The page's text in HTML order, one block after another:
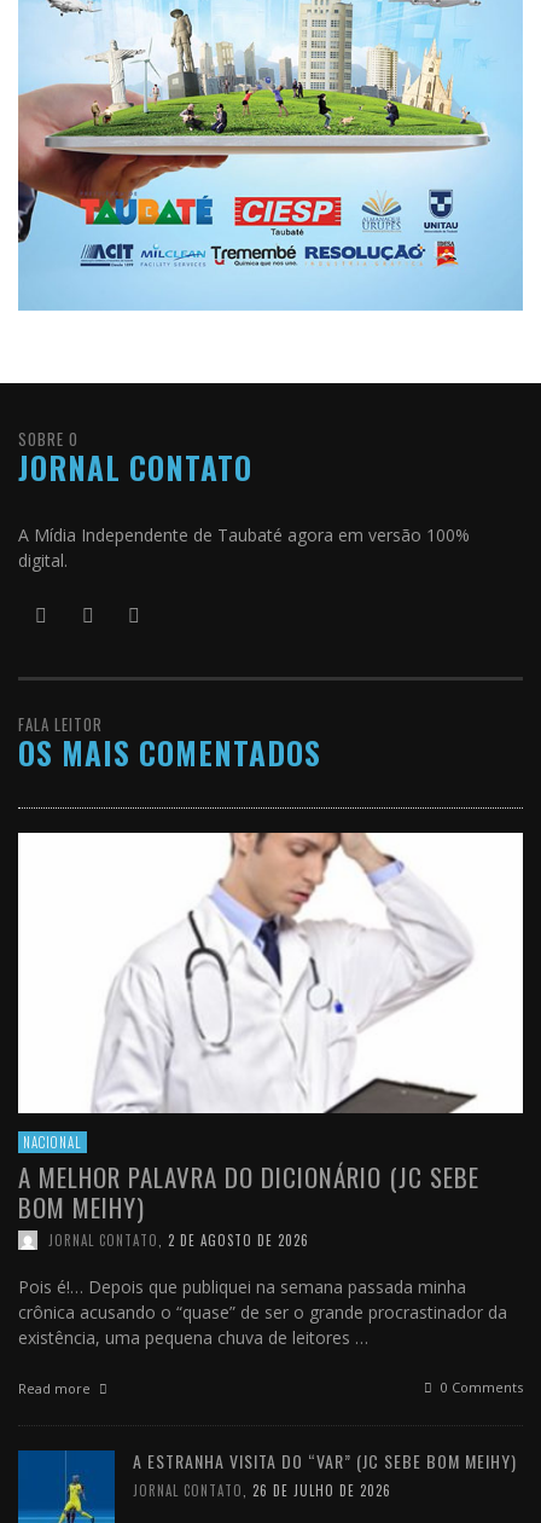
SOBRE O
JORNAL CONTATO
A Mídia Independente de Taubaté agora em versão 100%
digital.
FALA LEITOR
OS MAIS COMENTADOS
NACIONAL
A MELHOR PALAVRA DO DICIONÁRIO (JC SEBE
BOM MEIHY)
JORNAL CONTATO 2 DE AGOSTO DE 2026
Pois é!… Depois que publiquei na semana passada minha
crônica acusando o “quase” de ser o grande procrastinador da
existência, uma pequena chuva de leitores …
Read more 0 Comments
A ESTRANHA VISITA DO “VAR” (JC SEBE BOM MEIHY)
JORNAL CONTATO 26 DE JULHO DE 2026